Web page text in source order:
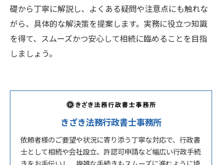
礎から丁寧に解説し、よくある疑問や注意点にも触れな
がら、具体的な解決策を提案します。実務に役立つ知識
を得て、スムーズかつ安心して相続に臨めることを目指
しましょう。
きざき法務行政書士事務所
依頼者様のご要望や状況に寄り添う丁寧な対応で、行政書
士として相続や会社設立、許認可申請など幅広い行政手続